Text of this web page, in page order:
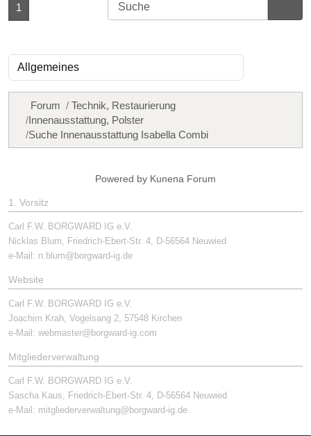
1
Forum
Technik, Restaurierung
Innenausstattung, Polster
Suche Innenausstattung Isabella Combi
Powered by Kunena Forum
1. Vorsitz
Carl F.W. BORGWARD IG e.V.
Nicklas Blum, Friedrich-Ebert-Str. 4, D-56564 Neuwied
e-Mail: n.blum@borgward-ig.de
Website
Carl F.W. BORGWARD IG e.V.
Joachim Krah, Vogelsang 2, 57548 Kirchen
e-Mail: webmaster@borgward-ig.com
Mitgliederverwaltung
Carl F.W. BORGWARD IG e.V.
Sascha Kaus, Friedrich-Ebert-Str. 4, D-56564 Neuwied
e-Mail: mitgliederverwaltung@borgward-ig.de